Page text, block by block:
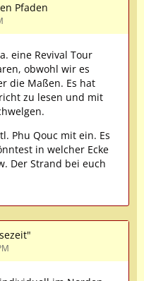
Pfaden
eine Revival Tour
obwohl wir es
die Maßen. Es hat
zu lesen und mit
Phu Qouc mit ein. Es
in welcher Ecke
Der Strand bei euch